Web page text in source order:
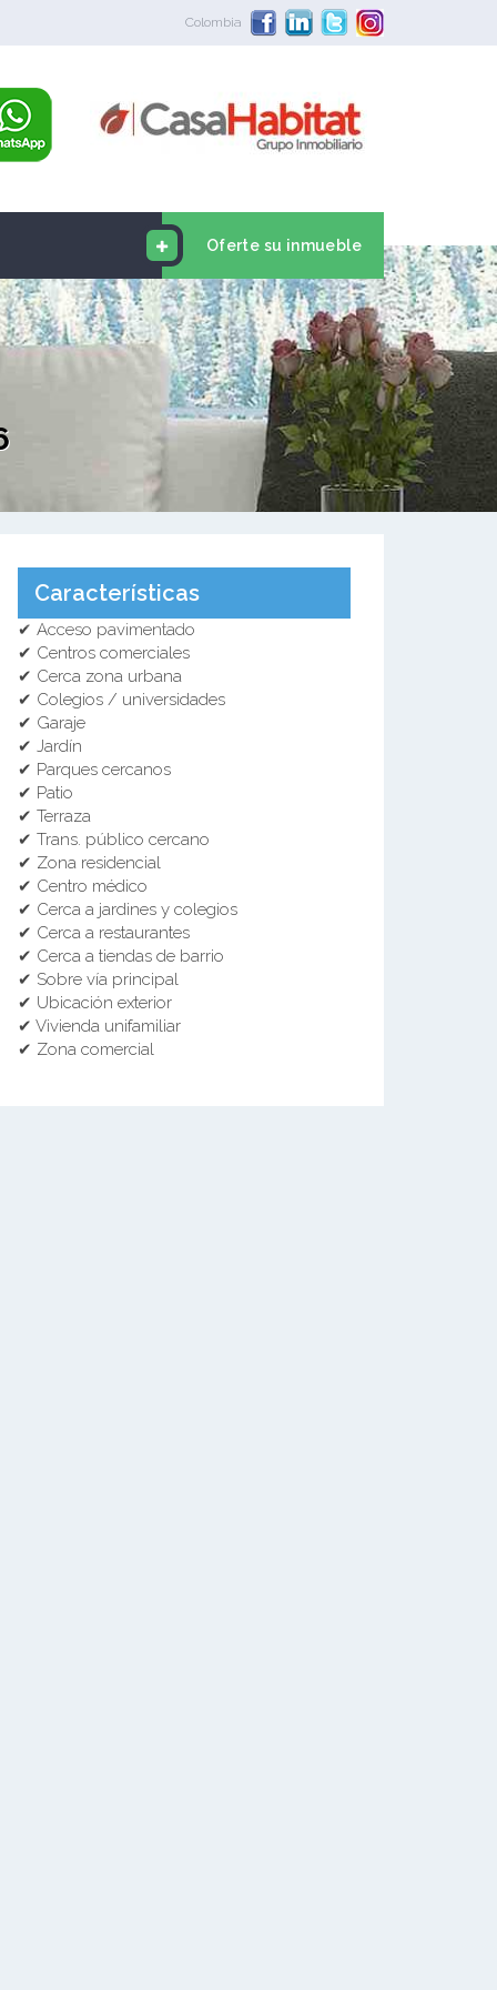
Colombia
Oferte su inmueble
Características
✔ Acceso pavimentado
✔ Centros comerciales
✔ Cerca zona urbana
✔ Colegios / universidades
✔ Garaje
✔ Jardín
✔ Parques cercanos
✔ Patio
✔ Terraza
✔ Trans. público cercano
✔ Zona residencial
✔ Centro médico
✔ Cerca a jardines y colegios
✔ Cerca a restaurantes
✔ Cerca a tiendas de barrio
✔ Sobre vía principal
✔ Ubicación exterior
✔ Vivienda unifamiliar
✔ Zona comercial